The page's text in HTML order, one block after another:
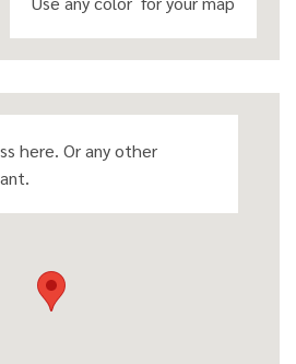
here. Or any other